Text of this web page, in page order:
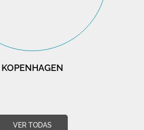
KOPENHAGEN
VER TODAS